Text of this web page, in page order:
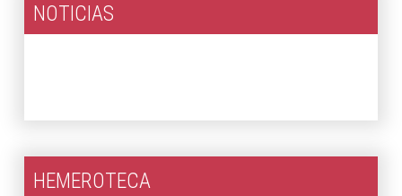
NOTICIAS
HEMEROTECA